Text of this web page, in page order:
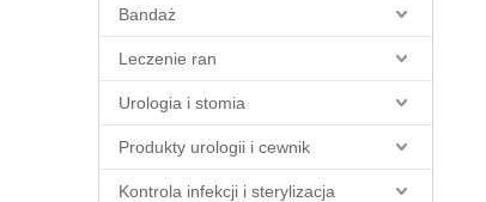
Bandaż
Leczenie ran
Urologia i stomia
Produkty urologii i cewnik
Kontrola infekcji i sterylizacja